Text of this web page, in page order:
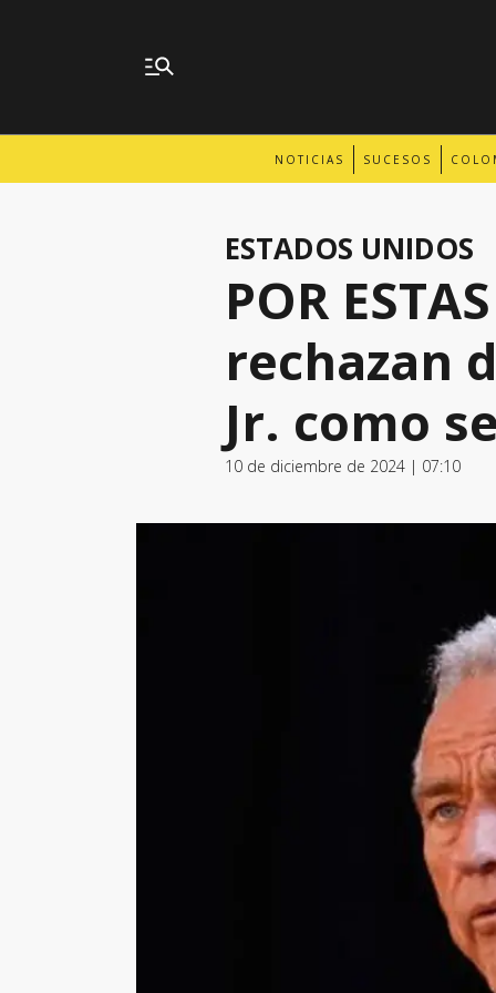
NOTICIAS SUCESOS
ESTADOS UNIDOS
POR
rechazan
Jr. como
10 de diciembre de 2024 | 07:10